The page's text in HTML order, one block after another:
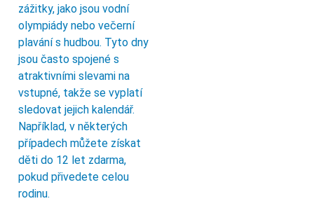
zážitky, jako jsou vodní
olympiády nebo večerní
plavání s hudbou. Tyto dny
jsou často spojené s
atraktivními slevami na
vstupné, takže se vyplatí
sledovat jejich kalendář.
Například, v některých
případech můžete získat
děti do 12 let zdarma,
pokud přivedete celou
rodinu.